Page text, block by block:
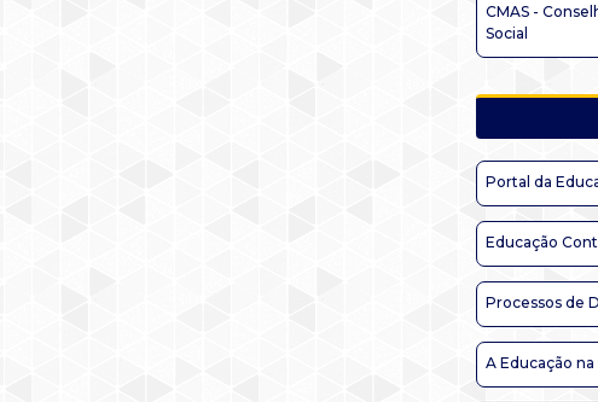
CMAS -
Social
Portal da
Educação
Processos de
A Educação